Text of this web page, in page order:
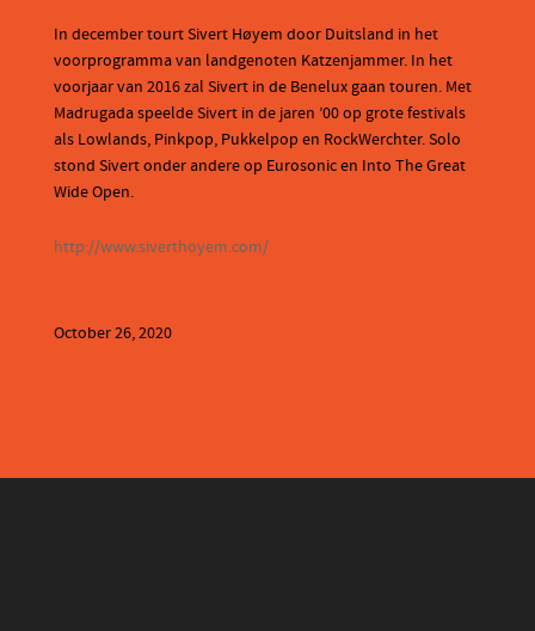
In december tourt Sivert Høyem door Duitsland in het
voorprogramma van landgenoten Katzenjammer. In het
voorjaar van 2016 zal Sivert in de Benelux gaan touren. Met
Madrugada speelde Sivert in de jaren ’00 op grote festivals
als Lowlands, Pinkpop, Pukkelpop en RockWerchter. Solo
stond Sivert onder andere op Eurosonic en Into The Great
Wide Open.
http://www.siverthoyem.com/
October 26, 2020